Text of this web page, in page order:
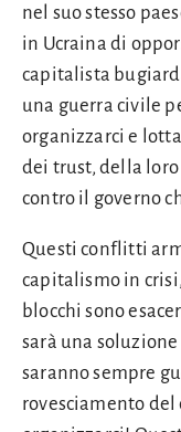
nel suo stesso
in Ucraina di
capitalista
una guerra civile
organizzarci e
dei trust, della
contro il governo
Questi conflitti
capitalismo in
blocchi sono
sarà una
saranno sempre
rovesciamento